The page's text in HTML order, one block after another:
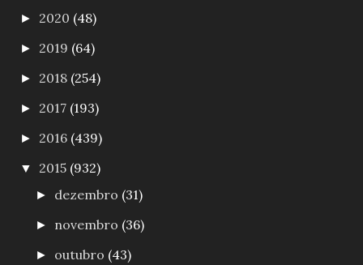
► 2020 (48)
► 2019 (64)
► 2018 (254)
► 2017 (193)
► 2016 (439)
▼ 2015 (932)
► dezembro (31)
► novembro (36)
► outubro (43)